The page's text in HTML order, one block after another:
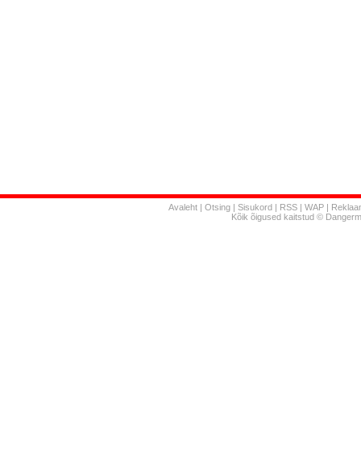
Avaleht | Otsing| Sisukord | RSS | WAP|
Kõik õigused kaitstud ©